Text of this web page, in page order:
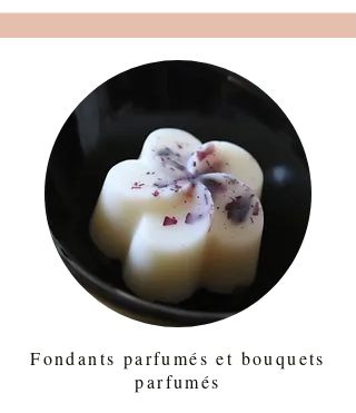
Fondants parfumés et bouquets
parfumés